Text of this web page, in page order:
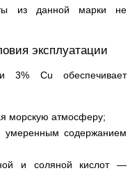
из данной марки не
эксплуатации
Cu обеспечивает
морскую атмосферу;
умеренным содержанием
и соляной кислот —